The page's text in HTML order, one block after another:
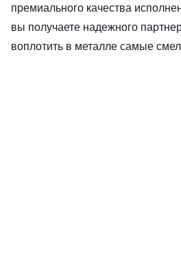
премиального качества
вы получаете надежного
воплотить в металле самые